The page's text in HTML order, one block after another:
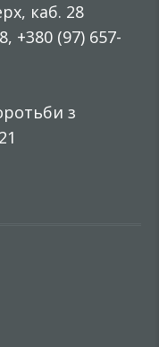
каб. 28
+380 (97) 657-
з